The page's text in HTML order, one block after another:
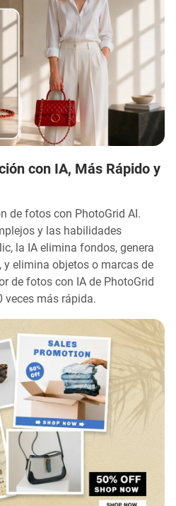
con IA, Más Rápido y
de fotos con PhotoGrid AI.
y las habilidades
la IA elimina fondos, genera
y elimina objetos o marcas de
de fotos con IA de PhotoGrid
veces más rápida.